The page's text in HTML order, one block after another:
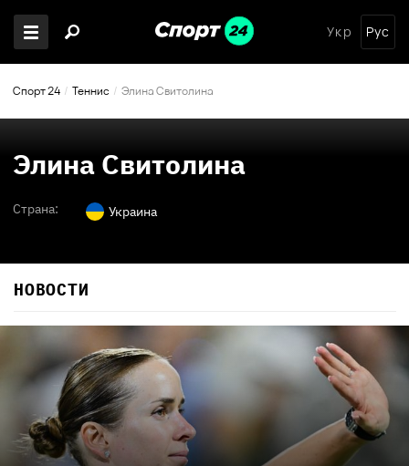
Укр Рус
Спорт 24 Теннис Элина Свитолина
Элина Свитолина
Страна: Украина
НОВОСТИ